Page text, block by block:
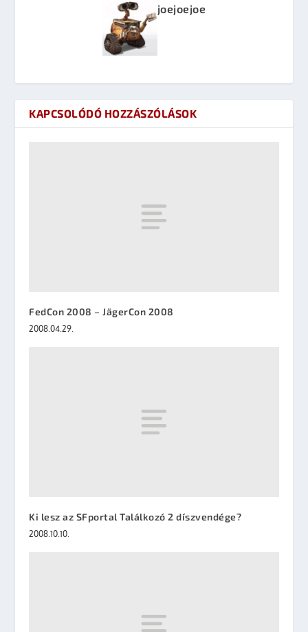
joejoejoe
KAPCSOLÓDÓ HOZZÁSZÓLÁSOK
FedCon 2008 – JägerCon 2008
2008.04.29.
Ki lesz az SFportal Találkozó 2 díszvendége?
2008.10.10.